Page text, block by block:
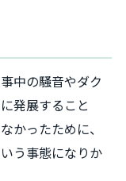
中の騒音やダク
発展すること
かったために、
う事態になりか